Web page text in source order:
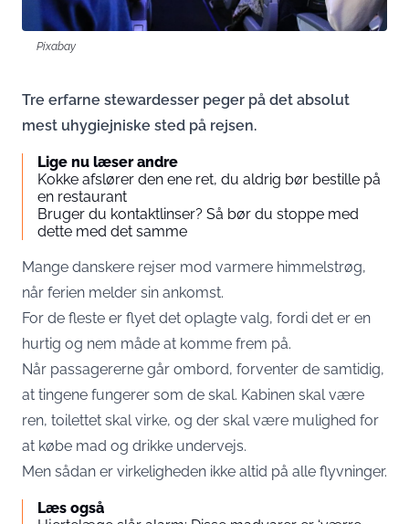
Pixabay
Tre erfarne stewardesser peger på det absolut
mest uhygiejniske sted på rejsen.
Lige nu læser andre
Kokke afslører den ene ret, du aldrig bør bestille på
en restaurant
Bruger du kontaktlinser? Så bør du stoppe med
dette med det samme
Mange danskere rejser mod varmere himmelstrøg,
når ferien melder sin ankomst.
For de fleste er flyet det oplagte valg, fordi det er en
hurtig og nem måde at komme frem på.
Når passagererne går ombord, forventer de samtidig,
at tingene fungerer som de skal. Kabinen skal være
ren, toilettet skal virke, og der skal være mulighed for
at købe mad og drikke undervejs.
Men sådan er virkeligheden ikke altid på alle flyvninger.
Læs også